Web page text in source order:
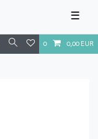
☰
0 0,00 EUR